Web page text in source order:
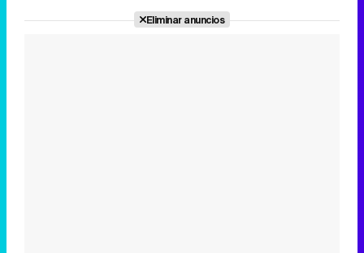
Eliminar anuncios